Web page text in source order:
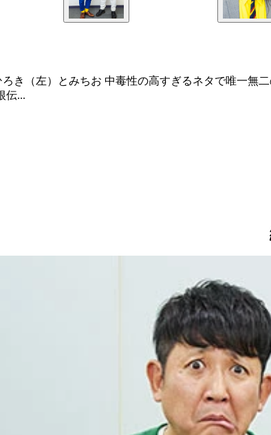
ンの布川ひろき（左）とみちお
ろき（左）とみちお 中毒性の高すぎるネタで唯一
伝...